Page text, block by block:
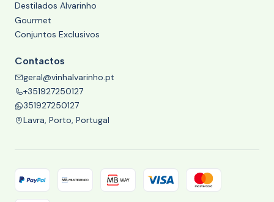
Destilados Alvarinho
Gourmet
Conjuntos Exclusivos
Contactos
geral@vinhalvarinho.pt
+351927250127
351927250127
Lavra, Porto, Portugal